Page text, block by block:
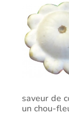
saveur de
un chou-